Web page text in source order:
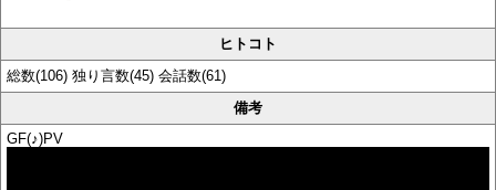
ヒトコト
総数(106) 独り言数(45) 会話数(61)
備考
GF(♪)PV